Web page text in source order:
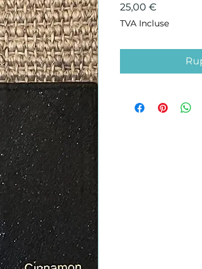
25,00 €
TVA Incluse